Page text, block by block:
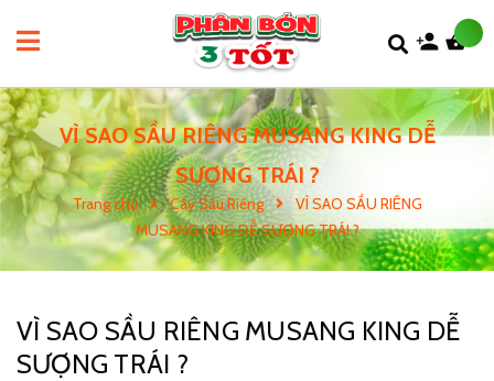
VÌ SAO SẦU RIÊNG MUSANG KING DỄ
SƯỢNG TRÁI ?
Trang chủ Cây Sầu Riêng
VÌ SAO SẦU RIÊNG
MUSANG KING DỄ SƯỢNG TRÁI ?
VÌ SAO SẦU RIÊNG MUSANG KING DỄ
SƯỢNG TRÁI ?